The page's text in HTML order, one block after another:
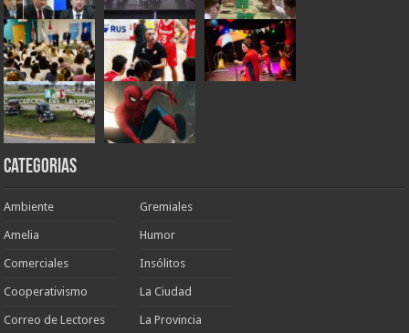
Categorias
Ambiente
Amelia
Comerciales
Cooperativismo
Correo de Lectores
Gremiales
Humor
Insólitos
La Ciudad
La Provincia